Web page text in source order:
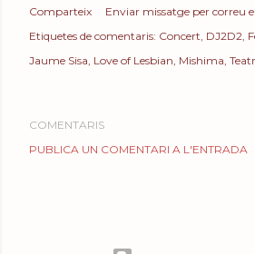
Comparteix
Enviar missatge per correu
Etiquetes de comentaris: Concert DJ2D2
Jaume Sisa Love of Lesbian Mishima
COMENTARIS
PUBLICA UN COMENTARI A L'ENTRADA